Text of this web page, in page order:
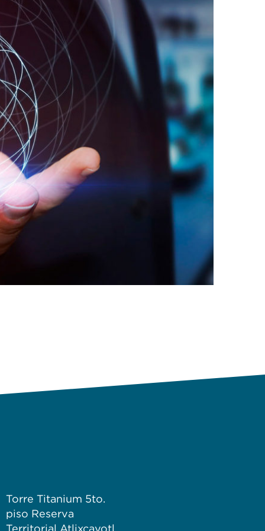
Torre Titanium 5to.
piso Reserva
Territorial Atlixcayotl,